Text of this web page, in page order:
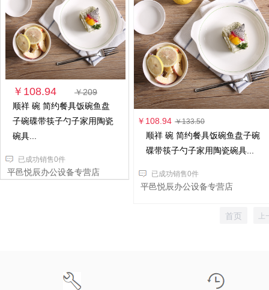
￥108.94
￥209
顺祥 碗 简约餐具饭碗鱼盘
子碗碟带筷子勺子家用陶瓷
碗具...
已成功销售0件
平邑悦辰办公设备专营店
￥108.94 ￥133.50
顺祥 碗 简约餐具饭碗鱼盘子碗
碟带筷子勺子家用陶瓷碗具...
已成功销售0件
平邑悦辰办公设备专营店
首页 上